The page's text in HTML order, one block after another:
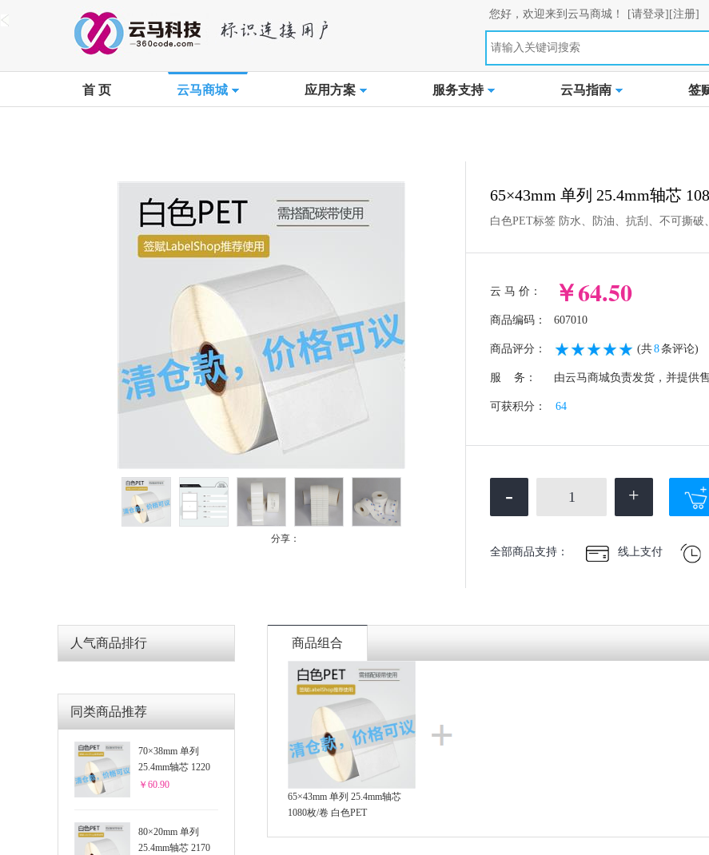
您好，欢迎来到云马商城！ [请登录] [注册]
首 页 云马商城 应用方案 服务支持 云马指南 签
分享：
65×43mm 单列 25.4mm轴芯
白色PET标签 防水、防油、抗刮、不可撕破
云 马 价： ￥64.50
商品编码： 607010
商品评分： (共8条评论)
服 务： 由云马商城负责发货，并提供
可获积分： 64
- +
全部商品支持： 线上支付
人气商品排行
同类商品推荐
70×38mm 单列
25.4mm轴芯 1220
枚/卷 白色PET
￥60.90
80×20mm 单列
25.4mm轴芯 2170
商品组合
65×43mm 单列 25.4mm轴芯
1080枚/卷 白色PET